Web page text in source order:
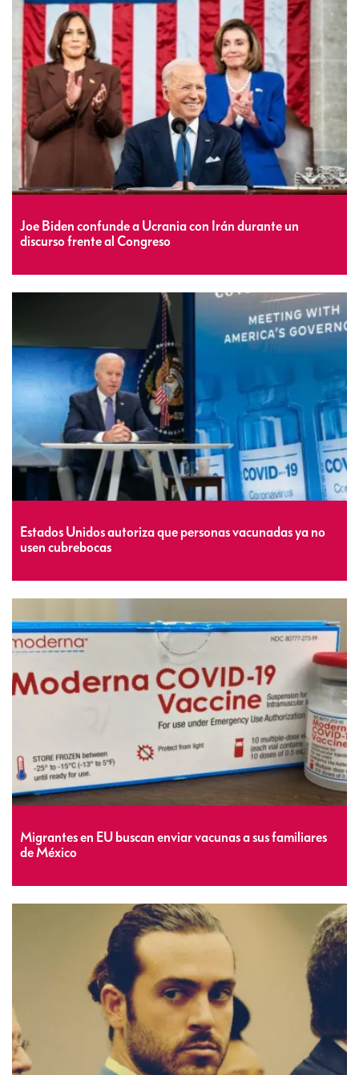
Joe Biden confunde a Ucrania con Irán durante un
discurso frente al Congreso
Estados Unidos autoriza que personas vacunadas ya no
usen cubrebocas
Migrantes en EU buscan enviar vacunas a sus familiares
de México